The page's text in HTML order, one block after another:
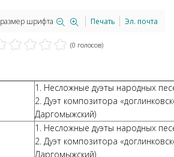
размер шрифта Печать Эл. почта
(0 голосов)
1. Несложные дуэты народных
2. Дуэт композитора
Даргомыжский)
1. Несложные дуэты народных
2. Дуэт композитора
Даргомыжский)